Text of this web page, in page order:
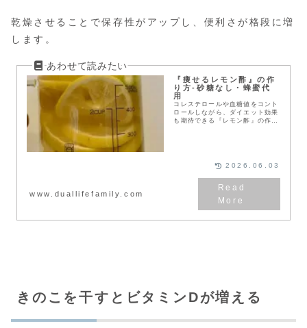
乾燥させることで保存性がアップし、便利さが格段に増
します。
『痩せるレモン酢』の作
り方-砂糖なし・蜂蜜代
用
コレステロールや血糖値をコント
ロールしながら、ダイエット効果
も期待できる『レモン酢』の作り
www.duallifefamily.com
2026.06.03
きのこを干すとビタミンDが増える